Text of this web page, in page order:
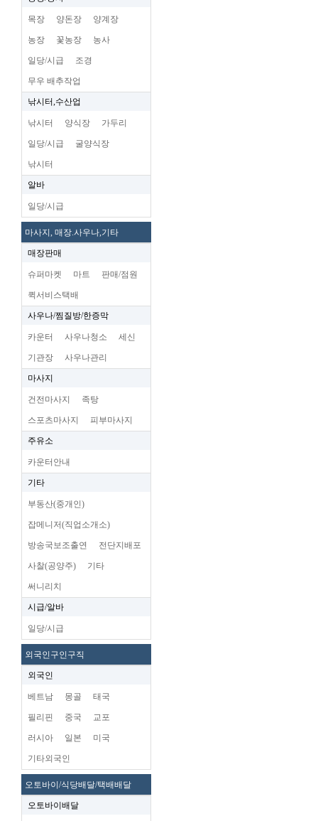
목장 양돈장 양계장
농장 꽃농장 농사
일당/시급 조경
무우 배추작업
낚시터,수산업
낚시터 양식장 가두리
일당/시급 굴양식장
낚시터
알바
일당/시급
마사지, 매장.사우나,기타
매장판매
슈퍼마켓 마트 판매/점원
퀵서비스택배
사우나/찜질방/한증막
카운터 사우나청소 세신
기관장 사우나관리
마사지
건전마사지 족탕
스포츠마사지 피부마사지
주유소
카운터안내
기타
부동산(중개인)
잡메니저(직업소개소)
방송국보조출연 전단지배포
사찰(공양주) 기타
써니리치
시급/알바
일당/시급
외국인구인구직
외국인
베트남 몽골 태국
필리핀 중국 교포
러시아 일본 미국
기타외국인
오토바이/식당배달/택배배달
오토바이배달